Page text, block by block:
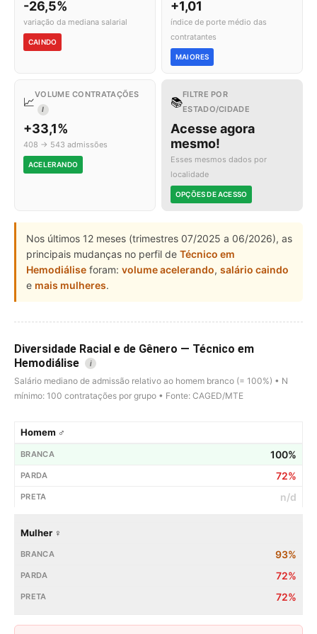
-26,5%
variação da mediana salarial
CAINDO
+1,01
índice de porte médio das
contratantes
MAIORES
📈
VOLUME CONTRATAÇÕES
I
+33,1%
408 → 543 admissões
ACELERANDO
📚
FILTRE POR
ESTADO/CIDADE
Acesse agora
mesmo!
Esses mesmos dados por
localidade
OPÇÕES DE ACESSO
Nos últimos 12 meses (trimestres 07/2025 a 06/2026), as
principais mudanças no perfil de Técnico em
Hemodiálise foram: volume acelerando, salário caindo
e mais mulheres.
Diversidade Racial e de Gênero — Técnico em
Hemodiálise
i
Salário mediano de admissão relativo ao homem branco (= 100%) • N
mínimo: 100 contratações por grupo • Fonte: CAGED/MTE
Homem ♂
100%
72%
n/d
Mulher ♀
93%
72%
72%